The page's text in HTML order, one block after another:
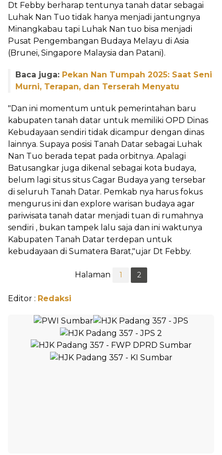
Dt Febby berharap tentunya tanah datar sebagai
Luhak Nan Tuo tidak hanya menjadi jantungnya
Minangkabau tapi Luhak Nan tuo bisa menjadi
Pusat Pengembangan Budaya Melayu di Asia
(Brunei, Singapore Malaysia dan Patani).
Baca juga: Pekan Nan Tumpah 2025: Saat Seni
Murni, Terapan, dan Terserah Menyatu
"Dan ini momentum untuk pemerintahan baru
kabupaten tanah datar untuk memiliki OPD Dinas
Kebudayaan sendiri tidak dicampur dengan dinas
lainnya. Supaya posisi Tanah Datar sebagai Luhak
Nan Tuo berada tepat pada orbitnya. Apalagi
Batusangkar juga dikenal sebagai kota budaya,
belum lagi situs situs Cagar Budaya yang tersebar
di seluruh Tanah Datar. Pemkab nya harus fokus
mengurus ini dan explore warisan budaya agar
pariwisata tanah datar menjadi tuan di rumahnya
sendiri , bukan tampek lalu saja dan ini waktunya
Kabupaten Tanah Datar terdepan untuk
kebudayaan di Sumatera Barat,"ujar Dt Febby.
Halaman 1 2
Editor : Redaksi